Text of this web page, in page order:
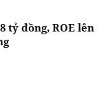
tỷ đồng, ROE lên